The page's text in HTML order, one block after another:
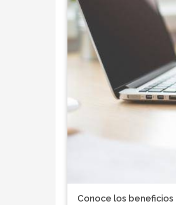
vuelven más inmersivas y más
Conoce los